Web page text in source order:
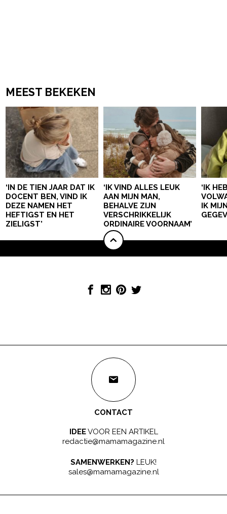
MEEST BEKEKEN
‘IN DE TIEN JAAR DAT IK
DOCENT BEN, VIND IK
DEZE NAMEN HET
HEFTIGST EN HET
ZIELIGST’
‘IK VIND ALLES LEUK
AAN MIJN MAN,
BEHALVE ZIJN
VERSCHRIKKELIJK
ORDINAIRE VOORNAAM’
‘IK
IK
CONTACT
IDEEVOOR EEN ARTIKEL
redactie@mamamagazine.nl
SAMENWERKEN? LEUK!
sales@mamamagazine.nl